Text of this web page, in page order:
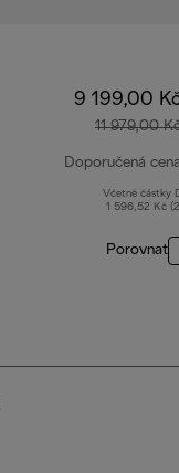
9 199,00
11 979,00
Doporučená
Včetně částky
1 596,52 Kč
Porovnat